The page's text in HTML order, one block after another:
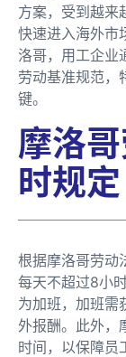
方案，受到越来
快速进入海外市
洛哥，用工企业
劳动基准规范，
键。
摩洛
时规定
根据摩洛哥劳动
每天不超过8小
为加班，加班需
外报酬。此外，
时间，以保障员